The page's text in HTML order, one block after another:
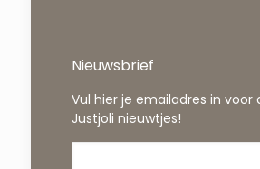
Nieuwsbrief
Vul hier je emailadres in voor
Justjoli nieuwtjes!